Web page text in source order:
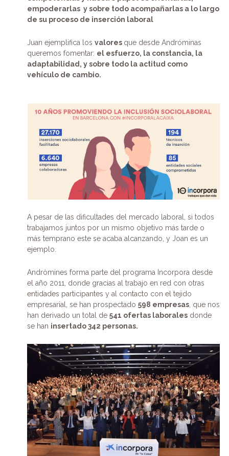
empoderarlas y sobre todo acompañarlas a lo largo
de su proceso de inserción laboral
Juan ejemplifica los valores que desde Andróminas
queremos fomentar: el esfuerzo, la constancia, la
adaptabilidad, y sobre todo la actitud como
vehículo de cambio.
A pesar de las dificultades del mercado laboral, si todos
trabajamos juntos por un mismo objetivo más tarde o
más temprano este se acaba alcanzando, y Joan es un
ejemplo.
Andròmines forma parte del programa Incorpora desde
el año 2011, donde gracias al trabajo en red con otras
entidades participantes y al contacto con el tejido
empresarial, se han prospectado 598 empresas, que nos
han derivado un total de 541 ofertas laboralesdonde
se han insertado 342 personas.